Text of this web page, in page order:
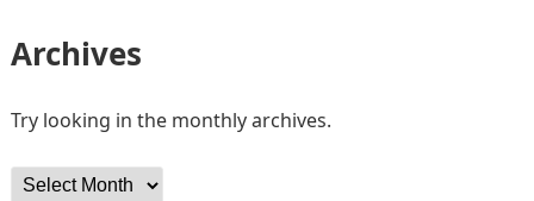
Archives
Try looking in the monthly archives.
Archives